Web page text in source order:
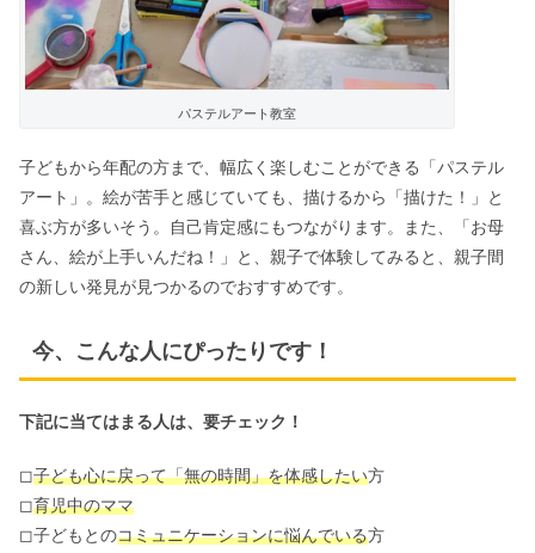
パステルアート教室
子どもから年配の方まで、幅広く楽しむことができる「パステル
アート」。絵が苦手と感じていても、描けるから「描けた！」と
喜ぶ方が多いそう。自己肯定感にもつながります。また、「お母
さん、絵が上手いんだね！」と、親子で体験してみると、親子間
の新しい発見が見つかるのでおすすめです。
今、こんな人にぴったりです！
下記に当てはまる人は、要チェック！
◻︎子ども心に戻って「無の時間」を体感したい方
◻︎育児中のママ
◻︎子どもとのコミュニケーションに悩んでいる方